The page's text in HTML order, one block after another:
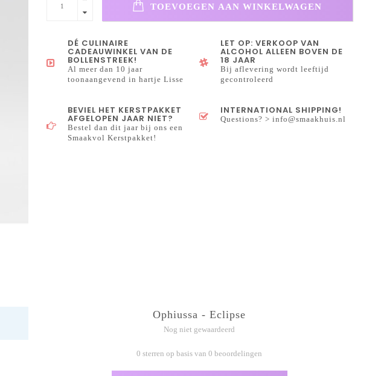
TOEVOEGEN AAN WINKELWAGEN
DÉ CULINAIRE
CADEAUWINKEL VAN DE
BOLLENSTREEK!
Al meer dan 10 jaar
toonaangevend in hartje Lisse
LET OP: VERKOOP VAN
ALCOHOL ALLEEN BOVEN DE
18 JAAR
Bij aflevering wordt leeftijd
gecontroleerd
BEVIEL HET KERSTPAKKET
AFGELOPEN JAAR NIET?
Bestel dan dit jaar bij ons een
Smaakvol Kerstpakket!
INTERNATIONAL SHIPPING!
Questions? >info@smaakhuis.nl
Ophiussa - Eclipse
Nog niet gewaardeerd
0 sterren op basis van 0 beoordelingen